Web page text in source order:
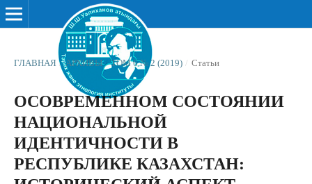
ГЛАВНАЯ / АРХИВЫ / ТОМ 6 № 2 (2019) / Статьи
ОСОВРЕМЕННОМ СОСТОЯНИИ
НАЦИОНАЛЬНОЙ
ИДЕНТИЧНОСТИ В
РЕСПУБЛИКЕ КАЗАХСТАН: